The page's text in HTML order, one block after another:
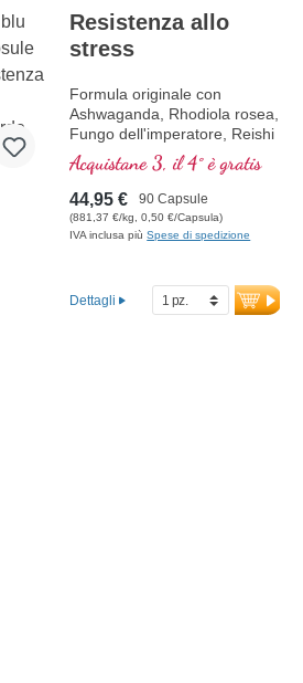
garantiscono la massima
qualità. Sviluppato da medici.
Mitochondrium forte PRO
Resistenza allo
stress
Formula originale con
Ashwaganda, Rhodiola rosea,
Fungo dell'imperatore, Reishi
e acido pantotenico, che
contribuisce alla normale
prestazioni mentali. La
vitamina E aiuta a proteggere
le cellule dallo stress
Acquistane 3, il 4° è gratis
44,95 € 90 Capsule
(881,37 €/kg, 0,50 €/Capsula)
IVA inclusa piùSpese di spedizione
Dettagli